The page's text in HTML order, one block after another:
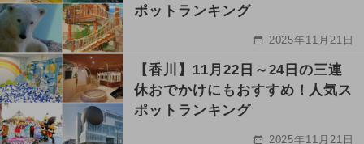
ポットランキング
2025年11月21日
【香川】11月22日～24日の三連
休おでかけにもおすすめ！人気ス
ポットランキング
2025年11月21日